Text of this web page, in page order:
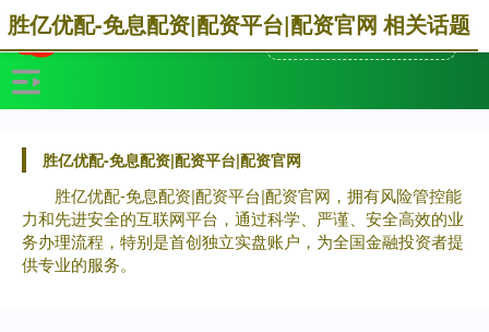
胜亿优配-免息配资|配资平台|配资官网
胜亿优配-免息配资|配资平台|配资官网，拥有风险管控能
力和先进安全的互联网平台，通过科学、严谨、安全高效的业
务办理流程，特别是首创独立实盘账户，为全国金融投资者提
供专业的服务。
胜亿优配-免息配资|配资平台|配资官网 相关话题